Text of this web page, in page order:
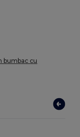
bumbac cu